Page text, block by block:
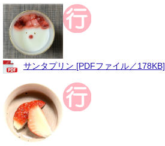
サンタプリン [PDFファイル／178KB]